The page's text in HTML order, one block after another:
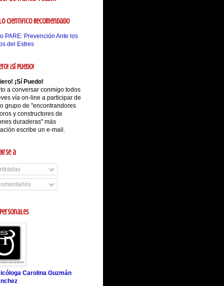
Cientifico Recomendado
PARE: Prevención Ante los
del Estres
¡Sí Puedo!
¡Sí Puedo!
a conversar conmigo todos
vía on-line a participar de
grupo de "encontrandores
y constructores de
duraderas" más
escribe un e-mail.
a
Carolina Guzmán